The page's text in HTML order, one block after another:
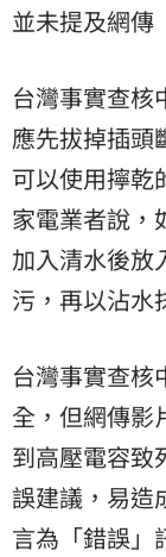
並未提及網傳
台灣事實查核
應先拔掉插頭
可以使用擰乾
家電業者說，
加入清水後放
污，再以沾水
台灣事實查核
全，但網傳影
到高壓電容致
誤建議，易造
言為「錯誤」